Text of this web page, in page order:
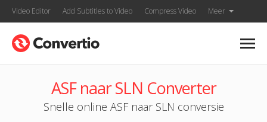
Video Editor Add Subtitles to Video Compress Video Meer
ASF naar SLN Converter
Snelle online ASF naar SLN conversie